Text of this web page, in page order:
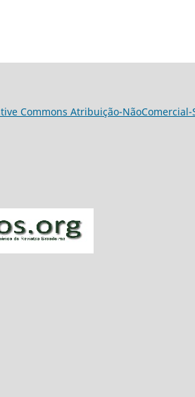
Commons Atribuição-